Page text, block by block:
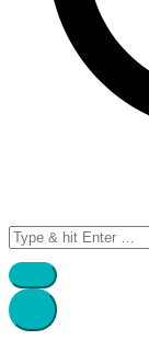
Search
for: